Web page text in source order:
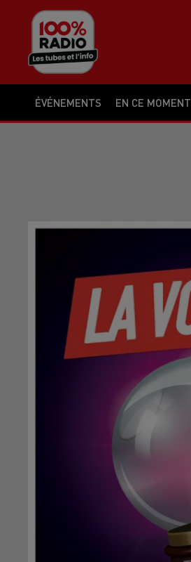
ÉVÉNEMENTS EN CE MOMENT